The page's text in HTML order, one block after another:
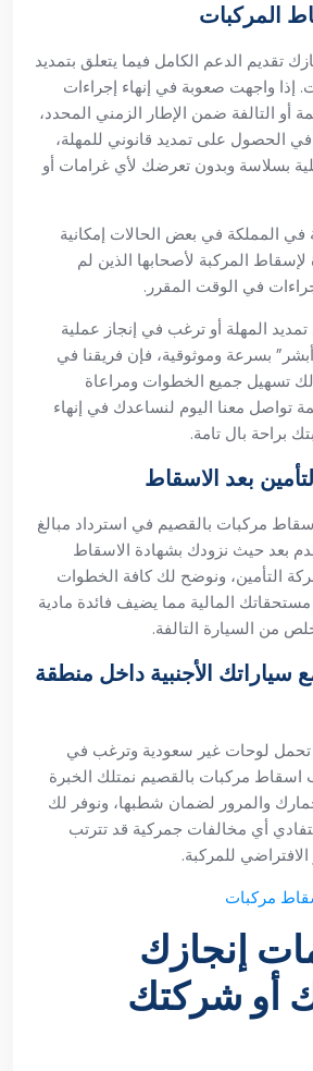
المركبات
تقديم الدعم الكامل فيما يتعلق بتمديد
إذا واجهت صعوبة في إنهاء إجراءات
أو التالفة ضمن الإطار الزمني المحدد،
الحصول على تمديد قانوني للمهلة،
بسلاسة وبدون تعرضك لأي غرامات أو
في المملكة في بعض الحالات إمكانية
لإسقاط المركبة لأصحابها الذين لم
في الوقت المقرر.
المهلة أو ترغب في إنجاز عملية
بسرعة وموثوقية، فإن فريقنا في
تسهيل جميع الخطوات ومراعاة
تواصل معنا اليوم لنساعدك في إنهاء
براحة بال تامة.
بعد الاسقاط
مركبات بالقصيم في استرداد مبالغ
بعد حيث نزودك بشهادة الاسقاط
التأمين، ونوضح لك كافة الخطوات
المالية مما يضيف فائدة مادية
من السيارة التالفة.
سياراتك الأجنبية داخل منطقة
تحمل لوحات غير سعودية وترغب في
اسقاط مركبات بالقصيم نمتلك الخبرة
والمرور لضمان شطبها، ونوفر لك
أي مخالفات جمركية قد تترتب
الافتراضي للمركبة.
مركبات
إنجازك
أو شركتك